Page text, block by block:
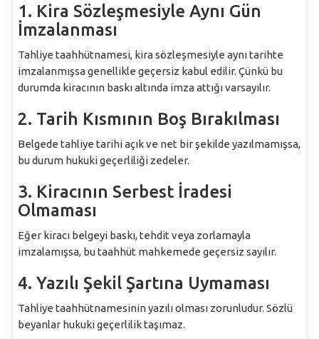
1. Kira Sözleşmesiyle Aynı Gün
İmzalanması
Tahliye taahhütnamesi, kira sözleşmesiyle aynı tarihte
imzalanmışsa genellikle geçersiz kabul edilir. Çünkü bu
durumda kiracının baskı altında imza attığı varsayılır.
2. Tarih Kısmının Boş Bırakılması
Belgede tahliye tarihi açık ve net bir şekilde yazılmamışsa,
bu durum hukuki geçerliliği zedeler.
3. Kiracının Serbest İradesi
Olmaması
Eğer kiracı belgeyi baskı, tehdit veya zorlamayla
imzalamışsa, bu taahhüt mahkemede geçersiz sayılır.
4. Yazılı Şekil Şartına Uymaması
Tahliye taahhütnamesinin yazılı olması zorunludur. Sözlü
beyanlar hukuki geçerlilik taşımaz.